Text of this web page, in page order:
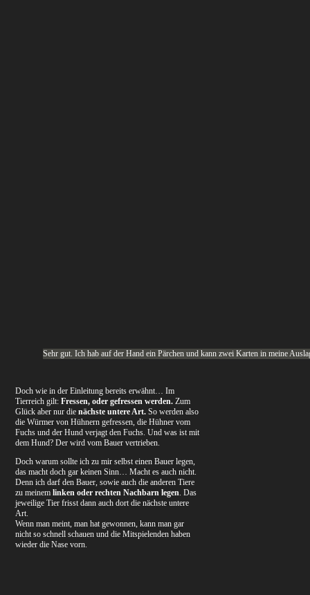
Sehr gut. Ich hab auf der Hand ein Pärchen und kann zwei Karten in meine
Doch wie in der Einleitung bereits erwähnt… Im
Tierreich gilt:Fressen, oder gefressen werden. Zum
Glück aber nur dienächste untere Art. So werden also
die Würmer von Hühnern gefressen, die Hühner vom
Fuchs und der Hund verjagt den Fuchs. Und was ist mit
dem Hund? Der wird vom Bauer vertrieben.
Doch warum sollte ich zu mir selbst einen Bauer legen,
das macht doch gar keinen Sinn… Macht es auch nicht.
Denn ich darf den Bauer, sowie auch die anderen Tiere
zu meinem linken oder rechten Nachbarn legen. Das
jeweilige Tier frisst dann auch dort die nächste untere
Art.
Wenn man meint, man hat gewonnen, kann man gar
nicht so schnell schauen und die Mitspielenden haben
wieder die Nase vorn.